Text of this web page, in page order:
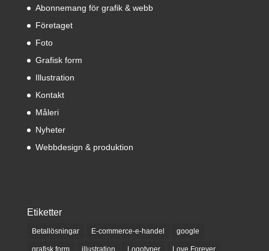
Abonnemang för grafik & webb
Företaget
Foto
Grafisk form
Illustration
Kontakt
Måleri
Nyheter
Webbdesign & produktion
Etiketter
Betallösningar E-commerce-e-handel google
grafisk form illustration Logotyper Love Forever